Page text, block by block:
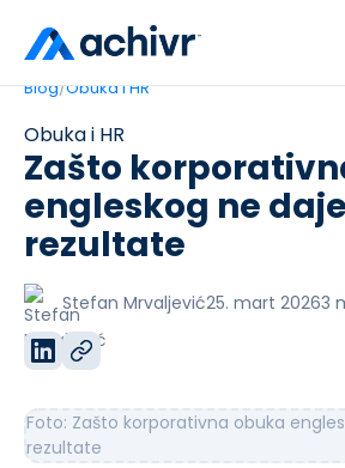
Blog/Obuka i HR
Obuka i HR
Zašto
engleskog ne daje
rezultate
Stefan Mrvaljević25. mart 20263
Foto: Zašto korporativna obuka
rezultate